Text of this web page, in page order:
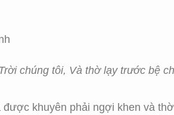
chúng tôi, Và thờ lạy trước bệ
được khuyên phải ngợi khen và